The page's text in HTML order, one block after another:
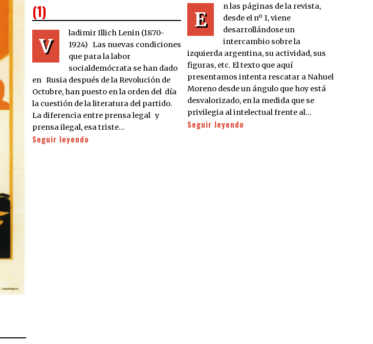
(1)
V
ladimir Illich Lenin (1870-
1924) Las nuevas condiciones
que para la labor
socialdemócrata se han dado
en Rusia después de la Revolución de
Octubre, han puesto en la orden del día
la cuestión de la literatura del partido.
La diferencia entre prensa legal y
prensa ilegal, esa triste…
Seguir leyendo
E
n las páginas de la revista,
desde el nº 1, viene
desarrollándose un
intercambio sobre la
izquierda argentina, su actividad, sus
figuras, etc. El texto que aquí
presentamos intenta rescatar a Nahuel
Moreno desde un ángulo que hoy está
desvalorizado, en la medida que se
privilegia al intelectual frente al…
Seguir leyendo